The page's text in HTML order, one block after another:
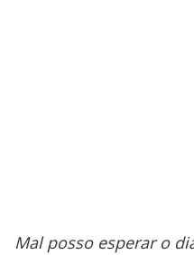
Mal posso esperar o